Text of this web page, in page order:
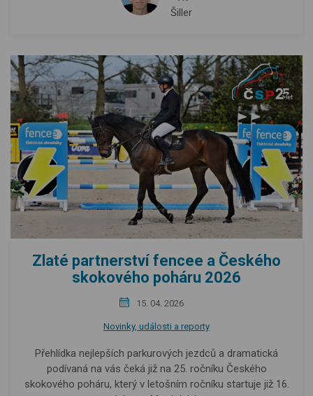
Šiller
Zlaté partnerství fencee a Českého
skokového poháru 2026
15. 04. 2026
Novinky, události a reporty
Přehlídka nejlepších parkurových jezdců a dramatická
podívaná na vás čeká již na 25. ročníku Českého
skokového poháru, který v letošním ročníku startuje již 16.